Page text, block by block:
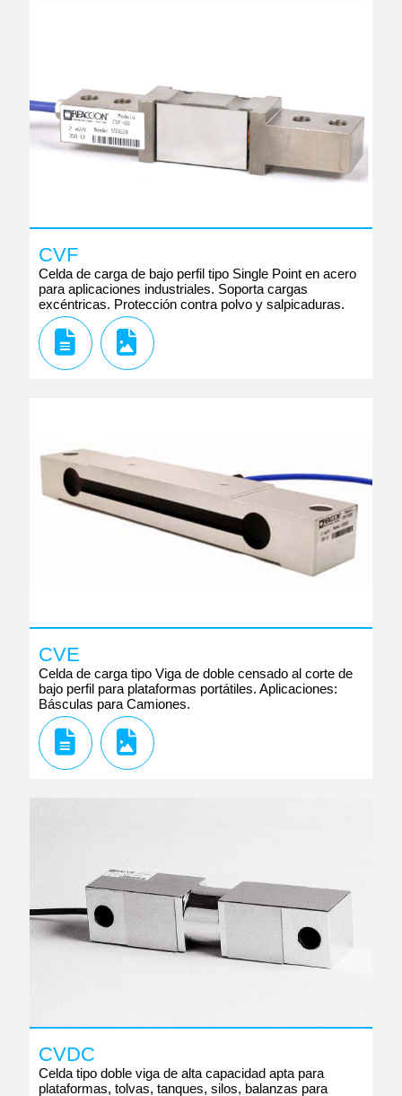
CVF
Celda de carga de bajo perfil tipo Single Point en acero
para aplicaciones industriales. Soporta cargas
excéntricas. Protección contra polvo y salpicaduras.
CVE
Celda de carga tipo Viga de doble censado al corte de
bajo perfil para plataformas portátiles. Aplicaciones:
Básculas para Camiones.
CVDC
Celda tipo doble viga de alta capacidad apta para
plataformas, tolvas, tanques, silos, balanzas para